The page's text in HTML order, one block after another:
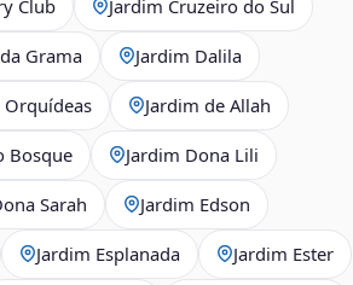
Club Jardim Cruzeiro do Sul
Grama Jardim Dalila
Orquídeas Jardim de Allah
Bosque Jardim Dona Lili
Sarah Jardim Edson
Jardim Esplanada Jardim Ester